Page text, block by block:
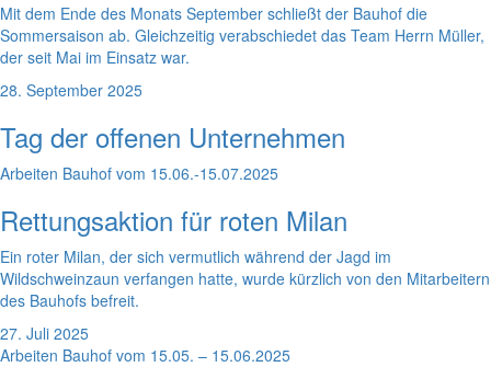
Mit dem Ende des Monats September schließt der Bauhof die
Sommersaison ab. Gleichzeitig verabschiedet das Team Herrn Müller,
der seit Mai im Einsatz war.
28. September 2025
Tag der offenen Unternehmen
Arbeiten Bauhof vom 15.06.-15.07.2025
Rettungsaktion für roten Milan
Ein roter Milan, der sich vermutlich während der Jagd im
Wildschweinzaun verfangen hatte, wurde kürzlich von den Mitarbeitern
des Bauhofs befreit.
27. Juli 2025
Arbeiten Bauhof vom 15.05. – 15.06.2025